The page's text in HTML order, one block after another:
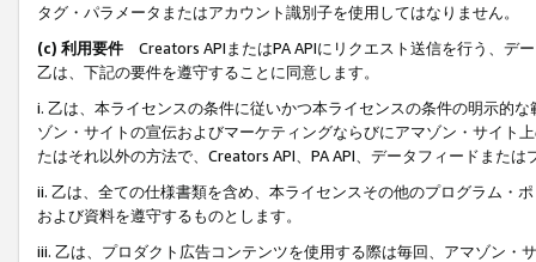
タグ・パラメータまたはアカウント識別子を使用してはなりません。
(c) 利用要件 Creators APIまたはPA APIにリクエスト送信を行う、デ
乙は、下記の要件を遵守することに同意します。
i. 乙は、本ライセンスの条件に従いかつ本ライセンスの条件の明示的
ゾン・サイトの宣伝およびマーケティングならびにアマゾン・サイト
たはそれ以外の方法で、Creators API、PA API、データフィードまた
ii. 乙は、全ての仕様書類を含め、本ライセンスその他のプログラム・
および資料を遵守するものとします。
iii. 乙は、プロダクト広告コンテンツを使用する際は毎回、アマゾン